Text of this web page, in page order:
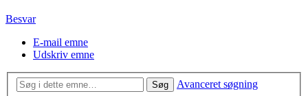
Besvar
E-mail emne
Udskriv emne
Søg
Avanceret søgning